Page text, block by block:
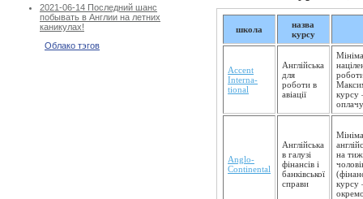
2021-06-14 Последний шанс
побывать в Англии на летних
каникулах!
Облако тэгов
школа
назва
курсу
Accent
Interna­
tional
Англійська
для
роботи в
авіації
курсу
Anglo-
Continental
Англійська
в галузі
фінансів і
банківсь­кої
справи
на
курсу